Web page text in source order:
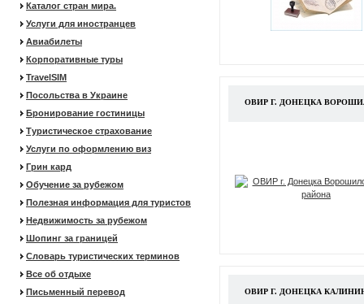
Каталог стран мира.
Услуги для иностранцев
Авиабилеты
Корпоративные туры
TravelSIM
Посольства в Украине
Бронирование гостиницы
Туристическое страхование
Услуги по оформлению виз
Грин кард
Обучение за рубежом
Полезная информация для туристов
Недвижимость за рубежом
Шопинг за границей
Словарь туристических терминов
Все об отдыхе
Письменный перевод
ОВИР Г. ДОНЕЦКА
ОВИР Г. ДОНЕЦКА